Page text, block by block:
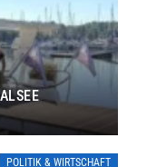
POLITIK & WIRTSCHAFT